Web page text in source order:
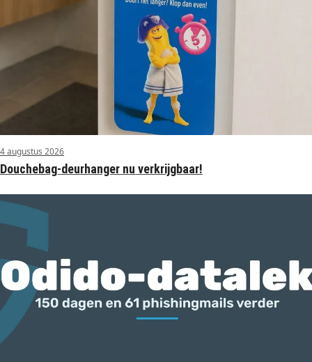
4 augustus 2026
Douchebag-deurhanger nu verkrijgbaar!